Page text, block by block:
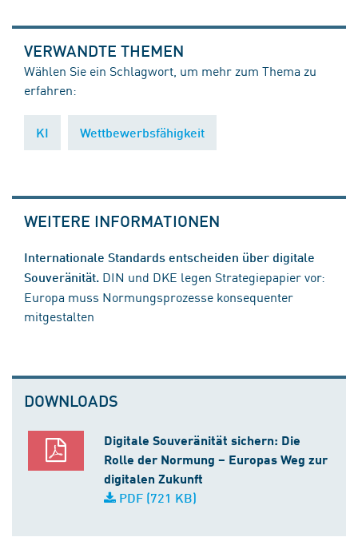
VERWANDTE THEMEN
Wählen Sie ein Schlagwort, um mehr zum Thema zu
erfahren:
KI Wettbewerbsfähigkeit
WEITERE INFORMATIONEN
Internationale Standards entscheiden über digitale
Souveränität. DIN und DKE legen Strategiepapier vor:
Europa muss Normungsprozesse konsequenter
mitgestalten
DOWNLOADS
Digitale Souveränität sichern: Die
Rolle der Normung – Europas Weg zur
digitalen Zukunft
PDF (721 KB)